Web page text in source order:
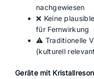
nachgewiesen
❌ Keine
für Fernwirkung
⚠️ Traditionelle
(kulturell
Geräte mit